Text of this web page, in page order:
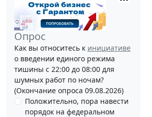
Опрос
Как вы относитесь к инициативе
о введении единого режима
тишины с 22:00 до 08:00 для
шумных работ по ночам?
(Окончание опроса 09.08.2026)
Положительно, пора навести
порядок на федеральном